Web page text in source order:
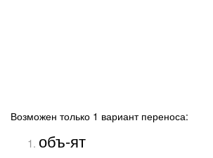
Возможен только 1 вариант переноса:
объ-ят